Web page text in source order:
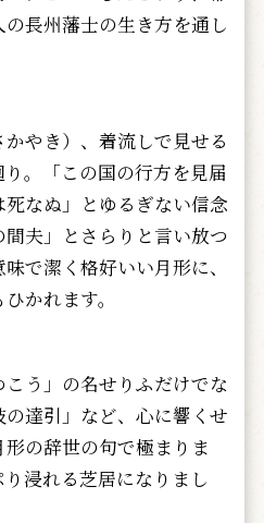
長州藩士の生き方を通し
やき）、着流しで見せる
。「この国の行方を見届
なぬ」とゆるぎない信念
夫」とさらりと言い放つ
で潔く格好いい月形に、
かれます。
う」の名せりふだけでな
達引」など、心に響くせ
の辞世の句で極まりま
浸れる芝居になりまし